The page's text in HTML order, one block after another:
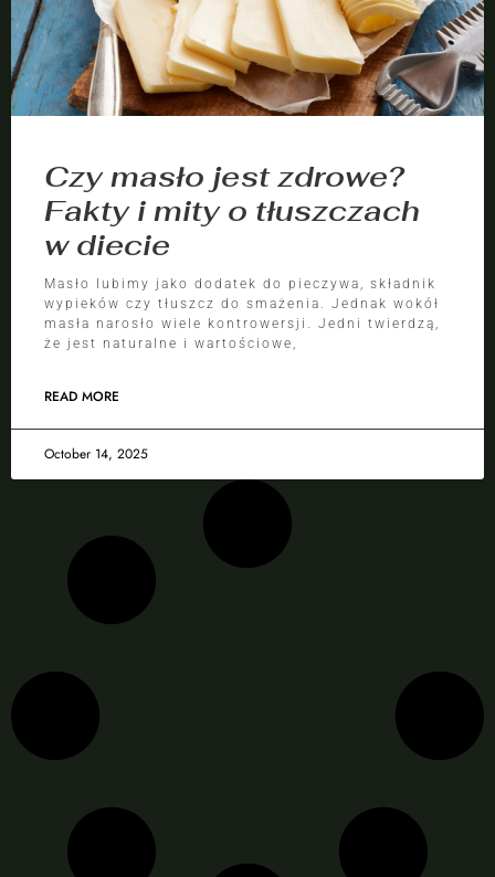
Czy masło jest zdrowe?
Fakty i mity o tłuszczach
w diecie
Masło lubimy jako dodatek do pieczywa, składnik
wypieków czy tłuszcz do smażenia. Jednak wokół
masła narosło wiele kontrowersji. Jedni twierdzą,
że jest naturalne i wartościowe,
READ MORE
October 14, 2025